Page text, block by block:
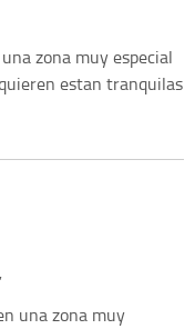
zona muy especial
estan tranquilas
una zona muy